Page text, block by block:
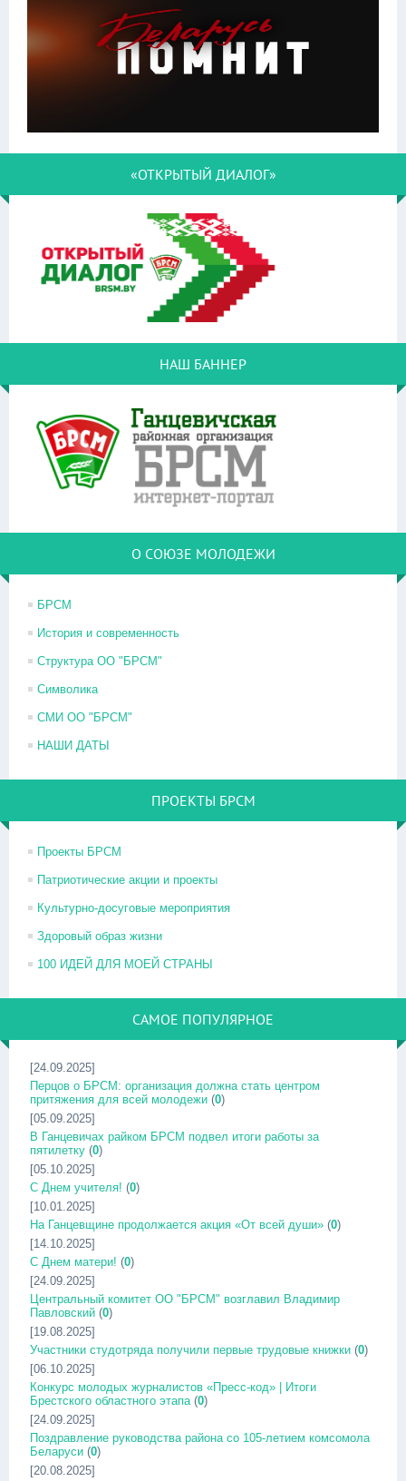
«ОТКРЫТЫЙ ДИАЛОГ»
НАШ БАННЕР
О СОЮЗЕ МОЛОДЕЖИ
БРСМ
История и современность
Структура ОО "БРСМ"
Символика
СМИ ОО "БРСМ"
НАШИ ДАТЫ
ПРОЕКТЫ БРСМ
Проекты БРСМ
Патриотические акции и проекты
Культурно-досуговые мероприятия
Здоровый образ жизни
100 ИДЕЙ ДЛЯ МОЕЙ СТРАНЫ
САМОЕ ПОПУЛЯРНОЕ
[24.09.2025]
Перцов о БРСМ: организация должна стать центром
притяжения для всей молодежи (0)
[05.09.2025]
В Ганцевичах райком БРСМ подвел итоги работы за
пятилетку (0)
[05.10.2025]
С Днем учителя! (0)
[10.01.2025]
На Ганцевщине продолжается акция «От всей души» (0)
[14.10.2025]
С Днем матери! (0)
[24.09.2025]
Центральный комитет ОО "БРСМ" возглавил Владимир
Павловский (0)
[19.08.2025]
Участники студотряда получили первые трудовые книжки (0)
[06.10.2025]
Конкурс молодых журналистов «Пресс-код» | Итоги
Брестского областного этапа (0)
[24.09.2025]
Поздравление руководства района со 105-летием комсомола
Беларуси (0)
[20.08.2025]